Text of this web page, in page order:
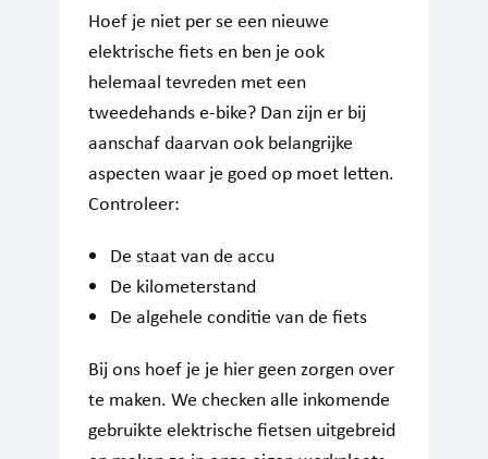
Hoef je niet per se een nieuwe
elektrische fiets en ben je ook
helemaal tevreden met een
tweedehands e-bike? Dan zijn er bij
aanschaf daarvan ook belangrijke
aspecten waar je goed op moet letten.
Controleer:
De staat van de accu
De kilometerstand
De algehele conditie van de fiets
Bij ons hoef je je hier geen zorgen over
te maken. We checken alle inkomende
gebruikte elektrische fietsen uitgebreid